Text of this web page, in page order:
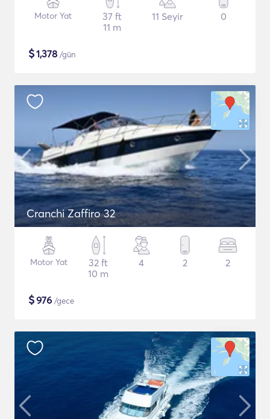
Motor Yat
37 ft
11 m
11 Seyir 0
$1,378 /gün
Cranchi Zaffiro 32
Motor Yat
32 ft
10 m
4 2 2
$976 /gece